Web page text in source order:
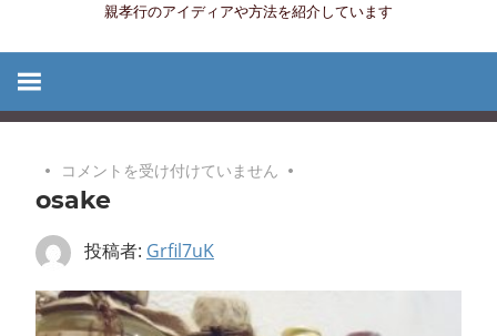
キ
プ
感
行
親孝行のアイディアや方法を紹介しています
osake
は
コメントを受け付けていません
osake
投稿者: Grfil7uK